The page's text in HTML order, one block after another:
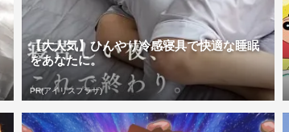
【大人気】ひんやり冷感寝具で快適な睡眠
をあなたに。
PR(アイリスプラザ)